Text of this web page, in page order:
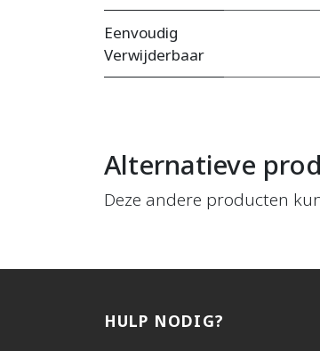
Eenvoudig
Verwijderbaar
Alternatieve
Deze andere producten
HULP NODIG?